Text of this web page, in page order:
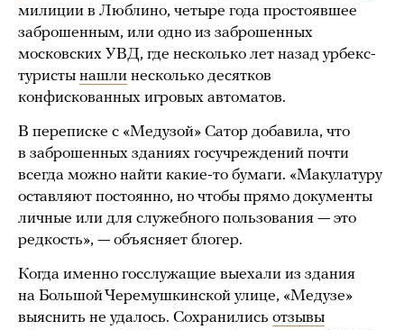
милиции в Люблино, четыре года простоявшее
заброшенным, или одно из заброшенных
московских УВД, где несколько лет назад урбекс-
туристы нашли несколько десятков
конфискованных игровых автоматов.
В переписке с «Медузой» Сатор добавила, что
в заброшенных зданиях госучреждений почти
всегда можно найти какие-то бумаги. «Макулатуру
оставляют постоянно, но чтобы прямо документы
личные или для служебного пользования — это
редкость», — объясняет блогер.
Когда именно госслужащие выехали из здания
на Большой Черемушкинской улице, «Медузе»
выяснить не удалось. Сохранились отзывы